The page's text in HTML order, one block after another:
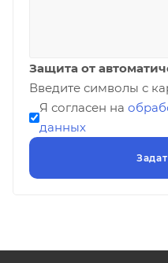
Защита от
Введите символы с
Я согласен на
данных